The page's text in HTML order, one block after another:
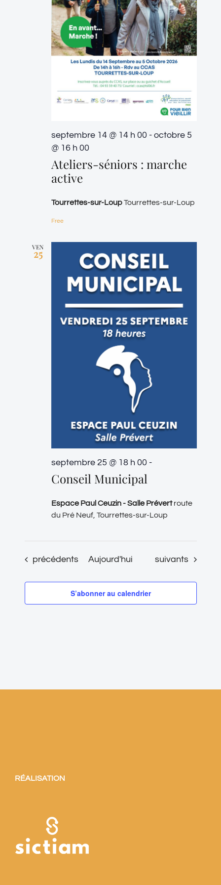
septembre 14 @ 14 h 00 - octobre 5
@ 16 h 00
Ateliers-séniors : marche
active
Tourrettes-sur-LoupTourrettes-sur-Loup
Free
VEN
25
septembre 25 @ 18 h 00 -
Conseil Municipal
Espace Paul Ceuzin - Salle Prévertroute
du Pré Neuf, Tourrettes-sur-Loup
Évènements
précédents Aujourd'hui Évènements
suivants
S’abonner au calendrier
RÉALISATION